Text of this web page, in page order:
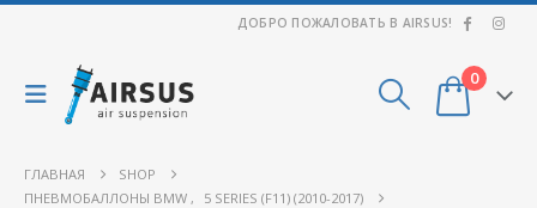
ДОБРО ПОЖАЛОВАТЬ В AIRSUS!
0
ГЛАВНАЯ
SHOP
ПНЕВМОБАЛЛОНЫ BMW ,
5 SERIES (F11) (2010-2017)